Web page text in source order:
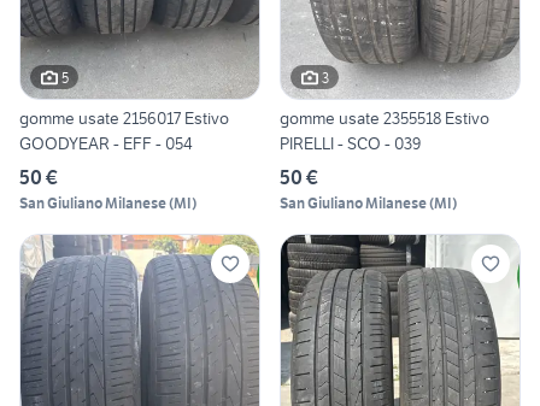
5
gomme usate 2156017 Estivo
GOODYEAR - EFF - 054
50 €
San Giuliano Milanese(MI)
3
gomme usate 2355518 Estivo
PIRELLI - SCO - 039
50 €
San Giuliano Milanese(MI)